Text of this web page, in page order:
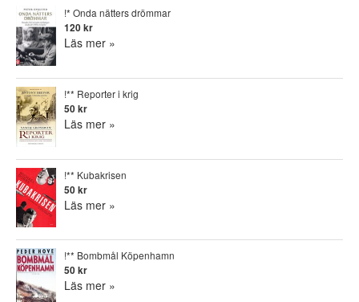
!* Onda nätters drömmar
120 kr
Läs mer »
!** Reporter i krig
50 kr
Läs mer »
!** Kubakrisen
50 kr
Läs mer »
!** Bombmål Köpenhamn
50 kr
Läs mer »